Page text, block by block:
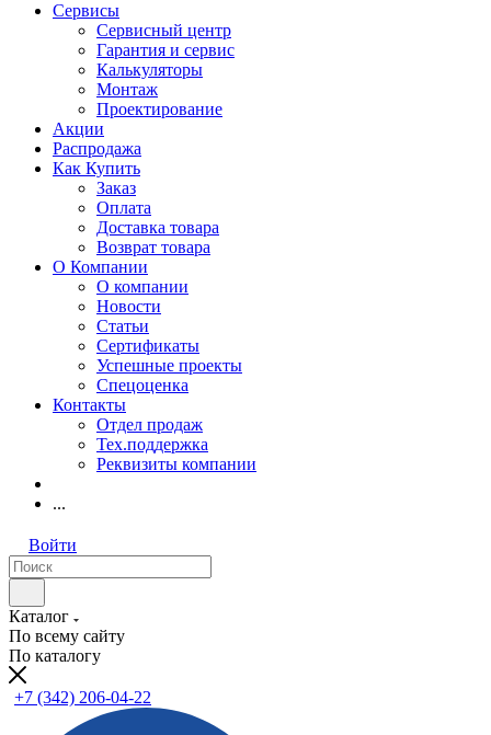
Сервисы
Сервисный центр
Гарантия и сервис
Калькуляторы
Монтаж
Проектирование
Акции
Распродажа
Как Купить
Заказ
Оплата
Доставка товара
Возврат товара
О Компании
О компании
Новости
Статьи
Сертификаты
Успешные проекты
Спецоценка
Контакты
Отдел продаж
Тех.поддержка
Реквизиты компании
...
Войти
Каталог
По всему сайту
По каталогу
+7 (342) 206-04-22